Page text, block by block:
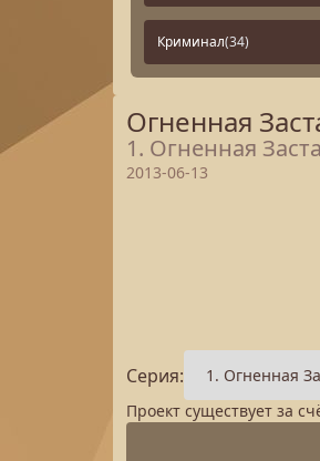
Криминал(34)
Огненная
1. Огненная
2013-06-13
Серия:
Проект существует за